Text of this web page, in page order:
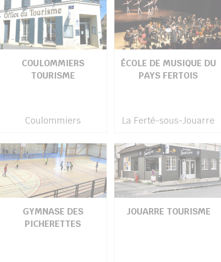
COULOMMIERS
TOURISME
Coulommiers
ÉCOLE DE MUSIQUE DU
PAYS FERTOIS
La Ferté-sous-Jouarre
GYMNASE DES
PICHERETTES
JOUARRE TOURISME